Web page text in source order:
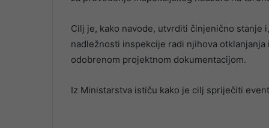
Cilj je, kako navode, utvrditi činjenično
nadležnosti inspekcije radi njihova
odobrenom projektnom dokumentacijom.
Iz Ministarstva ističu kako je cilj spriječiti